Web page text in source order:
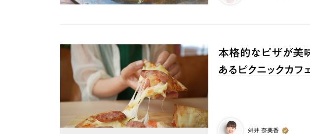
本格的なピザが美
あるピクニックカフ
舛井 奈美香